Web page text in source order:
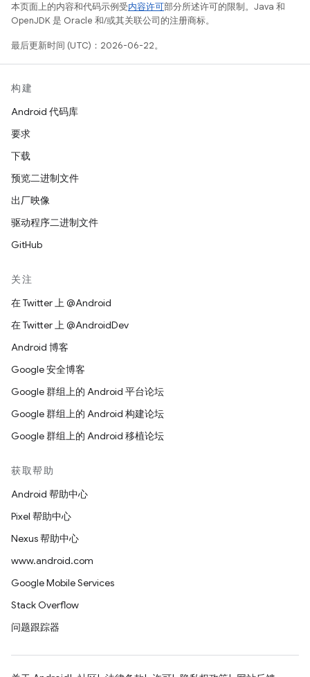
本页面上的内容和代码示例受内容许可部分所述许可的限制。Java 和
OpenJDK 是 Oracle 和/或其关联公司的注册商标。
最后更新时间 (UTC)：2026-06-22。
构建
Android 代码库
要求
下载
预览二进制文件
出厂映像
驱动程序二进制文件
GitHub
关注
在 Twitter 上 @Android
在 Twitter 上 @AndroidDev
Android 博客
Google 安全博客
Google 群组上的 Android 平台论坛
Google 群组上的 Android 构建论坛
Google 群组上的 Android 移植论坛
获取帮助
Android 帮助中心
Pixel 帮助中心
Nexus 帮助中心
www.android.com
Google Mobile Services
Stack Overflow
问题跟踪器